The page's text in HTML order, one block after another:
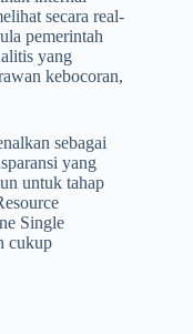
secara real-
pemerintah
yang
kebocoran,
sebagai
yang
untuk tahap
Single
cukup